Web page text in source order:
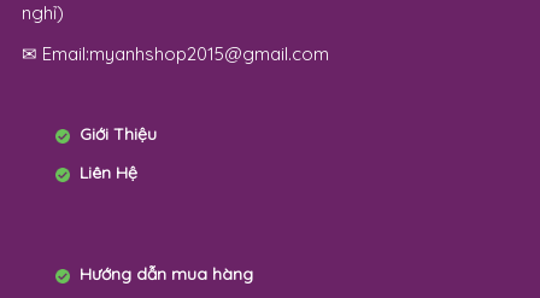
nghỉ)
✉ Email:myanhshop2015@gmail.com
Giới Thiệu
Liên Hệ
Hướng dẫn mua hàng